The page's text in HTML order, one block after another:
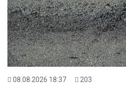
08.08.2026 18:37 203